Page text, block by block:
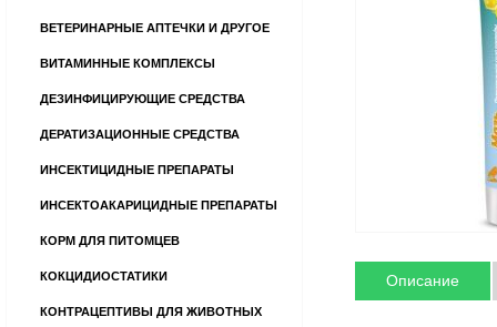
Описание
ВЕТЕРИНАРНЫЕ АПТЕЧКИ И ДРУГОЕ
ВИТАМИННЫЕ КОМПЛЕКСЫ
ДЕЗИНФИЦИРУЮЩИЕ СРЕДСТВА
ДЕРАТИЗАЦИОННЫЕ СРЕДСТВА
ИНСЕКТИЦИДНЫЕ ПРЕПАРАТЫ
ИНСЕКТОАКАРИЦИДНЫЕ ПРЕПАРАТЫ
КОРМ ДЛЯ ПИТОМЦЕВ
КОКЦИДИОСТАТИКИ
КОНТРАЦЕПТИВЫ ДЛЯ ЖИВОТНЫХ